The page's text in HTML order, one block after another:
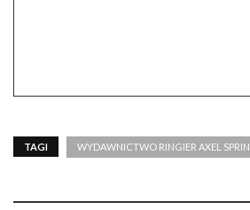
TAGI WYDAWNICTWO RINGIER AXEL